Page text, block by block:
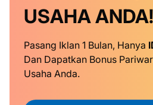
USAHA ANDA!
Pasang Iklan 1 Bulan, Hanya
Dan Dapatkan Bonus
Usaha Anda.